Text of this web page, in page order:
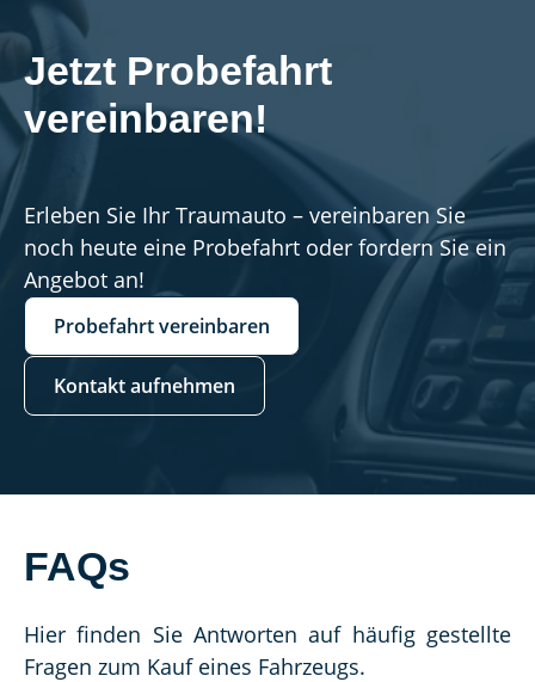
Jetzt Probefahrt
vereinbaren!
Erleben Sie Ihr Traumauto – vereinbaren Sie
noch heute eine Probefahrt oder fordern Sie ein
Angebot an!
Probefahrt vereinbaren
Kontakt aufnehmen
FAQs
Hier finden Sie Antworten auf häufig gestellte
Fragen zum Kauf eines Fahrzeugs.